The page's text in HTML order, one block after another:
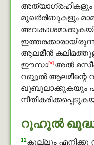
അത്യാഗ്രഹികളും
മുഖർരിബുകളും
ആലമീൻ
ഈസാ[a] അൽ
റബ്ബുൽ ആലമീന്റെ
ഖുബൂലാക്കുകയും
റൂഹുൽ
12കുല്ലും എനിക്കു